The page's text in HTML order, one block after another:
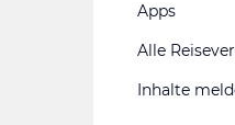
Apps
Alle
Inhalte